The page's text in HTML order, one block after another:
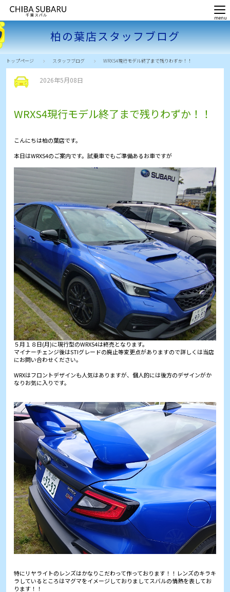
柏の葉店スタッフブログ
トップページ スタッフブログ WRXS4現行モデル終了まで残りわずか！！
2026年5月08日
WRXS4現行モデル終了まで残りわずか！！
こんにちは柏の葉店です。
本日はWRXS4のご案内です。試乗車でもご準備あるお車ですが
５月１８日(月)に現行型のWRXS4は終売となります。
マイナーチェンジ後はSTIグレードの廃止等変更点がありますので詳しくは当店
にお問い合わせください。
WRXはフロントデザインも人気はありますが、個人的には後方のデザインがか
なりお気に入りです。
特にリヤライトのレンズはかなりこだわって作っております！！レンズのキラキ
ラしているところはマグマをイメージしておりましてスバルの情熱を表してお
ります！！